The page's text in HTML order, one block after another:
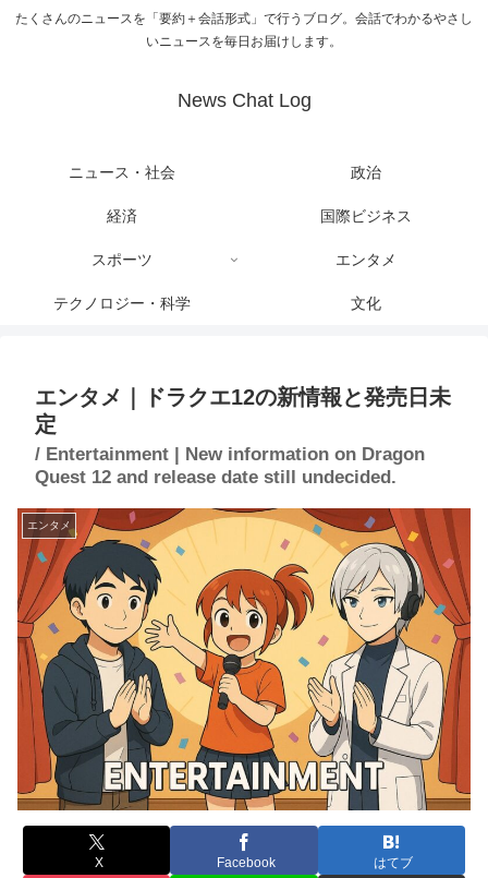
たくさんのニュースを「要約＋会話形式」で行うブログ。会話でわかるやさし
いニュースを毎日お届けします。
News Chat Log
ニュース・社会 政治
経済 国際ビジネス
スポーツ エンタメ
テクノロジー・科学 文化
エンタメ｜ドラクエ12の新情報と発売日未
定
/ Entertainment | New information on Dragon
Quest 12 and release date still undecided.
エンタメ
X Facebook はてブ